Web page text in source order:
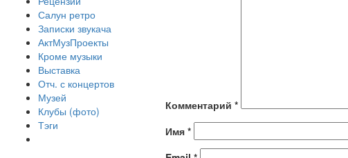
Салун ретро
Записки звукача
АктМузПроекты
Кроме музыки
Выставка
Отч. с концертов
Музей
Клубы (фото)
Тэги
Комментарий *
Имя *